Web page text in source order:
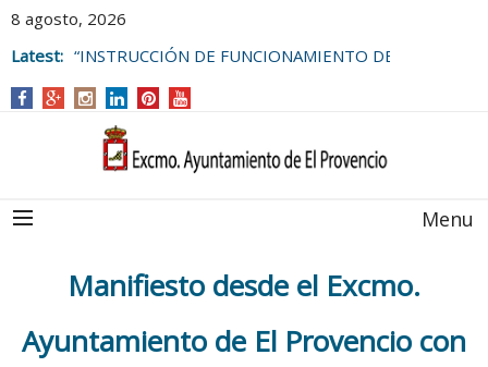
8 agosto, 2026
Latest: “INSTRUCCIÓN DE FUNCIONAMIENTO DE
AYUNTAMIENTO DE EL PROVENCIO
Menu
Manifiesto desde el Excmo.
Ayuntamiento de El Provencio con